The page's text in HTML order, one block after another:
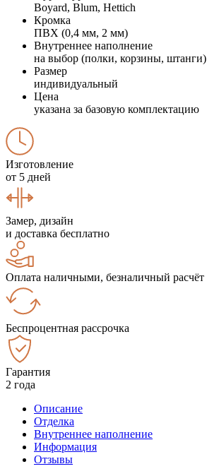
Boyard, Blum, Hettich
Кромка
ПВХ (0,4 мм, 2 мм)
Внутреннее наполнение
на выбор (полки, корзины, штанги)
Размер
индивидуальный
Цена
указана за базовую комплектацию
Изготовление
от 5 дней
Замер, дизайн
и доставка бесплатно
Оплата наличными, безналичный расчёт
Беспроцентная рассрочка
Гарантия
2 года
Описание
Отделка
Внутреннее наполнение
Информация
Отзывы